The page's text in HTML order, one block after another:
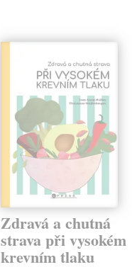
Zdravá a chutná
strava při vysokém
krevním tlaku